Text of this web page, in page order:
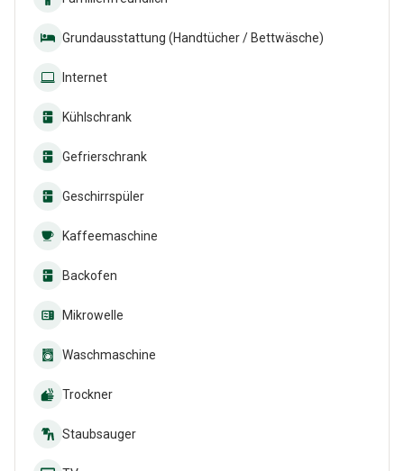
Grundausstattung (Handtücher / Bettwäsche)
Internet
Kühlschrank
Gefrierschrank
Geschirrspüler
Kaffeemaschine
Backofen
Mikrowelle
Waschmaschine
Trockner
Staubsauger